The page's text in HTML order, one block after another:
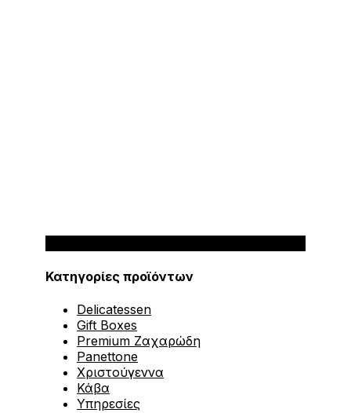
Κατηγορίες προϊόντων
Delicatessen
Gift Boxes
Premium Ζαχαρώδη
Panettone
Χριστούγεννα
Κάβα
Υπηρεσίες